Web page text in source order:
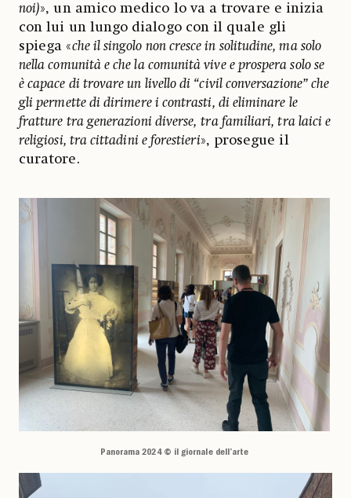
noi)», un amico medico lo va a trovare e inizia
con lui un lungo dialogo con il quale gli
spiega «che il singolo non cresce in solitudine, ma solo
nella comunità e che la comunità vive e prospera solo se
è capace di trovare un livello di “civil conversazione” che
gli permette di dirimere i contrasti, di eliminare le
fratture tra generazioni diverse, tra familiari, tra laici e
religiosi, tra cittadini e forestieri», prosegue il
curatore.
Panorama 2024 © il giornale dell’arte